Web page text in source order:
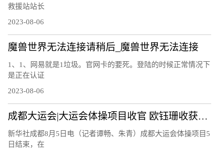
救援站站长
2023-08-06
魔兽世界无法连接请稍后_魔兽世界无法连接
1、1、网易就是1垃圾。官网卡的要死。登陆的时候正常情况下
是正在认证
2023-08-06
成都大运会|大运会体操项目收官 欧钰珊收获第四金
新华社成都8月5日电（记者谭畅、朱青）成都大运会体操项目5
日结束，在